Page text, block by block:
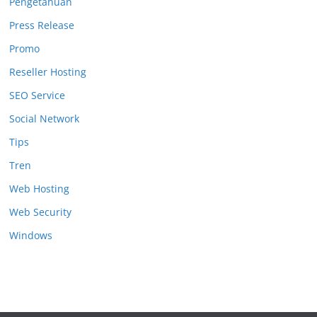
Press Release
Promo
Reseller Hosting
SEO Service
Social Network
Tips
Tren
Web Hosting
Web Security
Windows